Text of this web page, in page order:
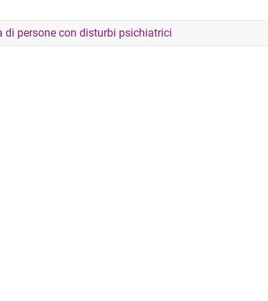
di persone con disturbi psichiatrici